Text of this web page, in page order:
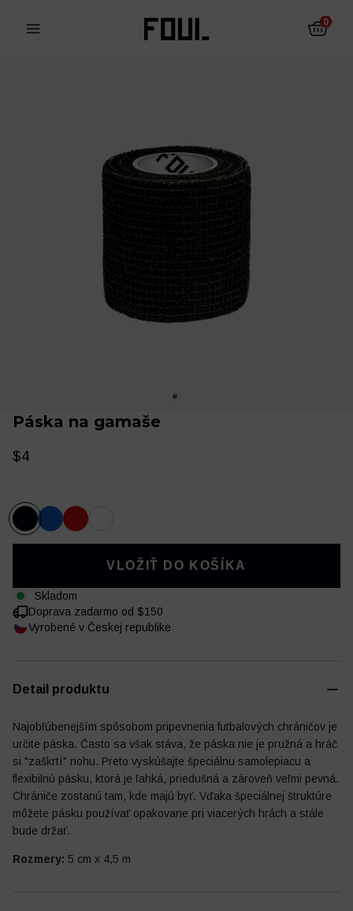
0
Futbalové chrániče Futbalové ponožky
Futbalový denník Ostatné
Páska na gamaše
$4
VLOŽIŤ DO KOŠÍKA
Skladom
Doprava zadarmo od $150
Vyrobené v Českej republike
Detail produktu
Najobľúbenejším spôsobom pripevnenia futbalových chráničov je
určite páska. Často sa však stáva, že páska nie je pružná a hráč
si "zaškrtí" nohu. Preto vyskúšajte špeciálnu samolepiacu a
flexibilnú pásku, ktorá je ľahká, priedušná a zároveň veľmi pevná.
Chrániče zostanú tam, kde majú byť. Vďaka špeciálnej štruktúre
môžete pásku používať opakovane pri viacerých hrách a stále
bude držať.
Rozmery: 5 cm x 4,5 m